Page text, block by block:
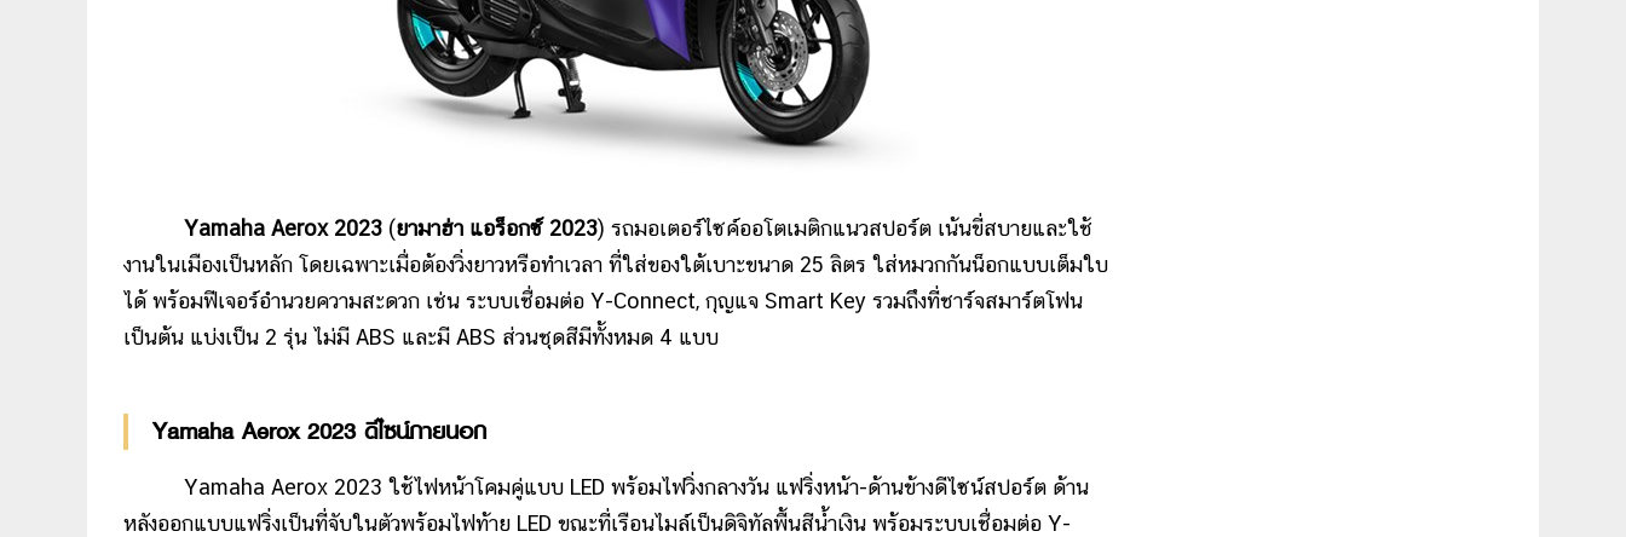
Yamaha Aerox 2023 (ยามาฮ่า แอร็อกซ์ 2023) รถมอเตอร์ไซค์ออโตเมติกแนวสปอร์ต เน้นขี่สบายและใช้
งานในเมืองเป็นหลัก โดยเฉพาะเมื่อต้องวิ่งยาวหรือทำเวลา ที่ใส่ของใต้เบาะขนาด 25 ลิตร ใส่หมวกกันน็อกแบบเต็มใบ
ได้ พร้อมฟีเจอร์อำนวยความสะดวก เช่น ระบบเชื่อมต่อ Y-Connect, กุญแจ Smart Key รวมถึงที่ชาร์จสมาร์ตโฟน
เป็นต้น แบ่งเป็น 2 รุ่น ไม่มี ABS และมี ABS ส่วนชุดสีมีทั้งหมด 4 แบบ
Yamaha Aerox 2023 ดีไซน์ภายนอก
Yamaha Aerox 2023 ใช้ไฟหน้าโคมคู่แบบ LED พร้อมไฟวิ่งกลางวัน แฟริ่งหน้า-ด้านข้างดีไซน์สปอร์ต ด้าน
หลังออกแบบแฟริ่งเป็นที่จับในตัวพร้อมไฟท้าย LED ขณะที่เรือนไมล์เป็นดิจิทัลพื้นสีน้ำเงิน พร้อมระบบเชื่อมต่อ Y-